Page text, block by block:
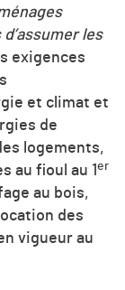
les
exigences
et climat et
de
logements,
au fioul au 1 er
au bois,
des
vigueur au